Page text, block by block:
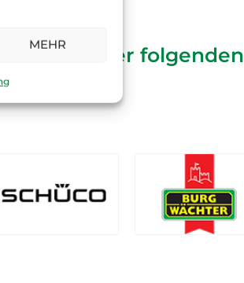
MEHR
der folgenden